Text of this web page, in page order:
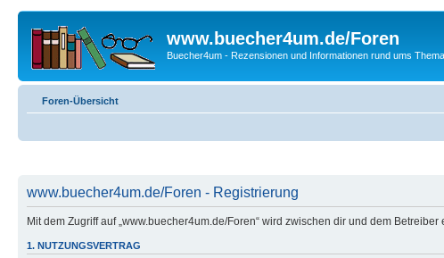
www.buecher4um.de/Foren
Buecher4um - Rezensionen und Informationen rund ums
Foren-Übersicht
www.buecher4um.de/Foren - Registrierung
Mit dem Zugriff auf „www.buecher4um.de/Foren“ wird zwischen dir und dem
1. NUTZUNGSVERTRAG